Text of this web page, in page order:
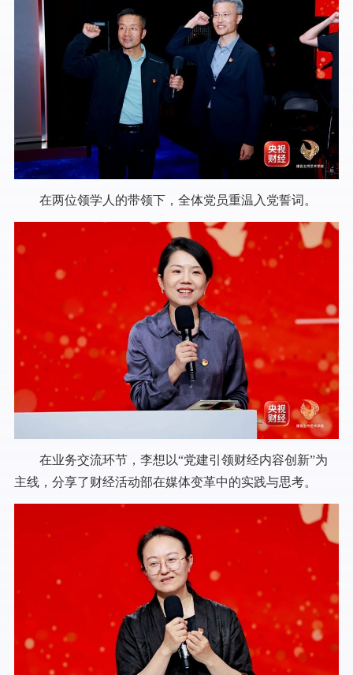
在两位领学人的带领下，全体党员重温入党誓词。
在业务交流环节，李想以“党建引领财经内容创新”为
主线，分享了财经活动部在媒体变革中的实践与思考。